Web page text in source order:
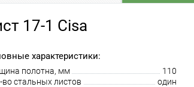
17-1 Cisa
характеристики:
полотна, мм
110
во стальных листов
один